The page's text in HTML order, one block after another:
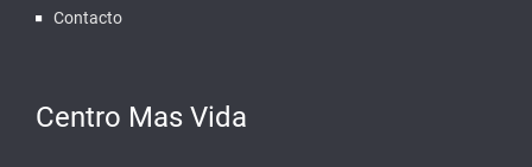
Contacto
Centro Mas Vida